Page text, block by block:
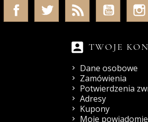
account_box TWOJE
Dane osobowe
Zamówienia
Potwierdzenia
Adresy
Kupony
Moje